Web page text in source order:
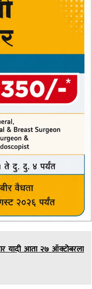
यादी आता २७ ऑक्टोबरला